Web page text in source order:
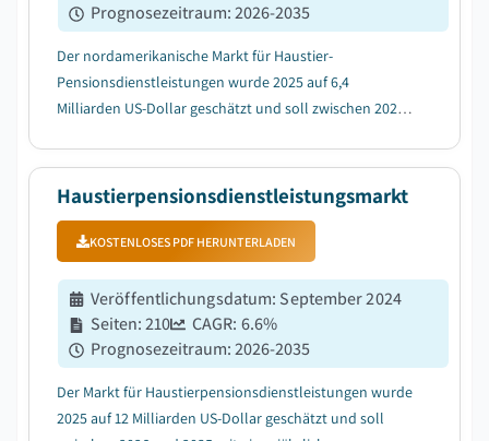
Prognosezeitraum:2026-2035
Der nordamerikanische Markt für Haustier-
Pensionsdienstleistungen wurde 2025 auf 6,4
Milliarden US-Dollar geschätzt und soll zwischen 2026
Vermenschlichung von Haustieren....
Haustierpensionsdienstleistungsmarkt
KOSTENLOSES PDF HERUNTERLADEN
Veröffentlichungsdatum: September 2024
Seiten:210 CAGR: 6.6%
Prognosezeitraum:2026-2035
Der Markt für Haustierpensionsdienstleistungen wurde
2025 auf 12 Milliarden US-Dollar geschätzt und soll